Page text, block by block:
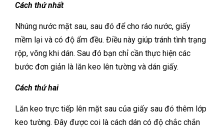
Cách thứ nhất
Nhúng nước mặt sau, sau đó để cho ráo nước, giấy
mềm lại và có độ ẩm đều. Điều này giúp tránh tình trạng
rộp, võng khi dán. Sau đó bạn chỉ cần thực hiện các
bước đơn giản là lăn keo lên tường và dán giấy.
Cách thứ hai
Lăn keo trực tiếp lên mặt sau của giấy sau đó thêm lớp
keo tường. Đây được coi là cách dán có độ chắc chắn